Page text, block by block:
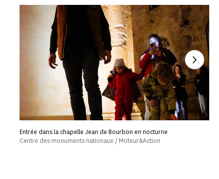
Entrée dans la chapelle Jean de Bourbon en nocturne
Centre des monuments nationaux / Moteur&Action
Voir